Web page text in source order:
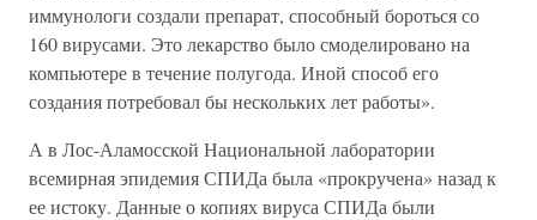
иммунологи создали препарат, способный бороться со
160 вирусами. Это лекарство было смоделировано на
компьютере в течение полугода. Иной способ его
создания потребовал бы нескольких лет работы».
А в Лос-Аламосской Национальной лаборатории
всемирная эпидемия СПИДа была «прокручена» назад к
ее истоку. Данные о копиях вируса СПИДа были